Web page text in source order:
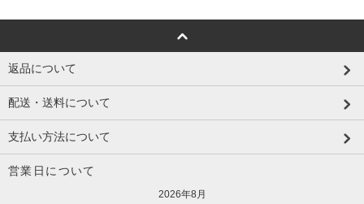
返品について
配送・送料について
支払い方法について
営業日について
2026年8月